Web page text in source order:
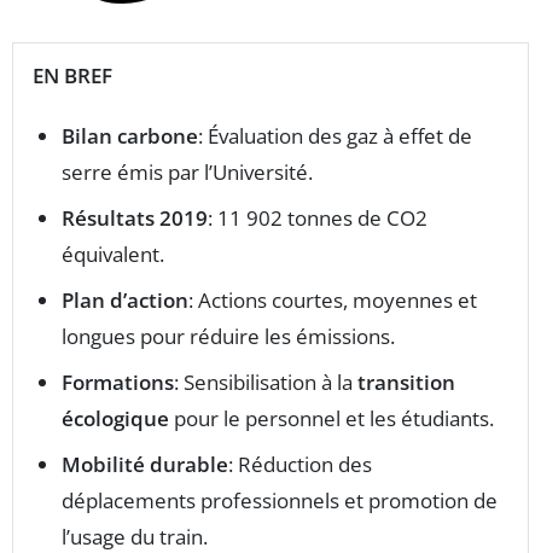
EN BREF
Bilan carbone: Évaluation des gaz à effet de
serre émis par l’Université.
Résultats 2019: 11 902 tonnes de CO2
équivalent.
Plan d’action: Actions courtes, moyennes et
longues pour réduire les émissions.
Formations: Sensibilisation à la transition
écologique pour le personnel et les étudiants.
Mobilité durable: Réduction des
déplacements professionnels et promotion de
l’usage du train.